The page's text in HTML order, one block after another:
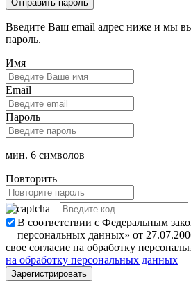
Введите Ваш email адрес ниже и мы
пароль.
Имя
Email
Пароль
мин. 6 символов
Повторить
В соответствии с Федеральным
персональных данных» от
свое согласие на обработку
на обработку персональных данных